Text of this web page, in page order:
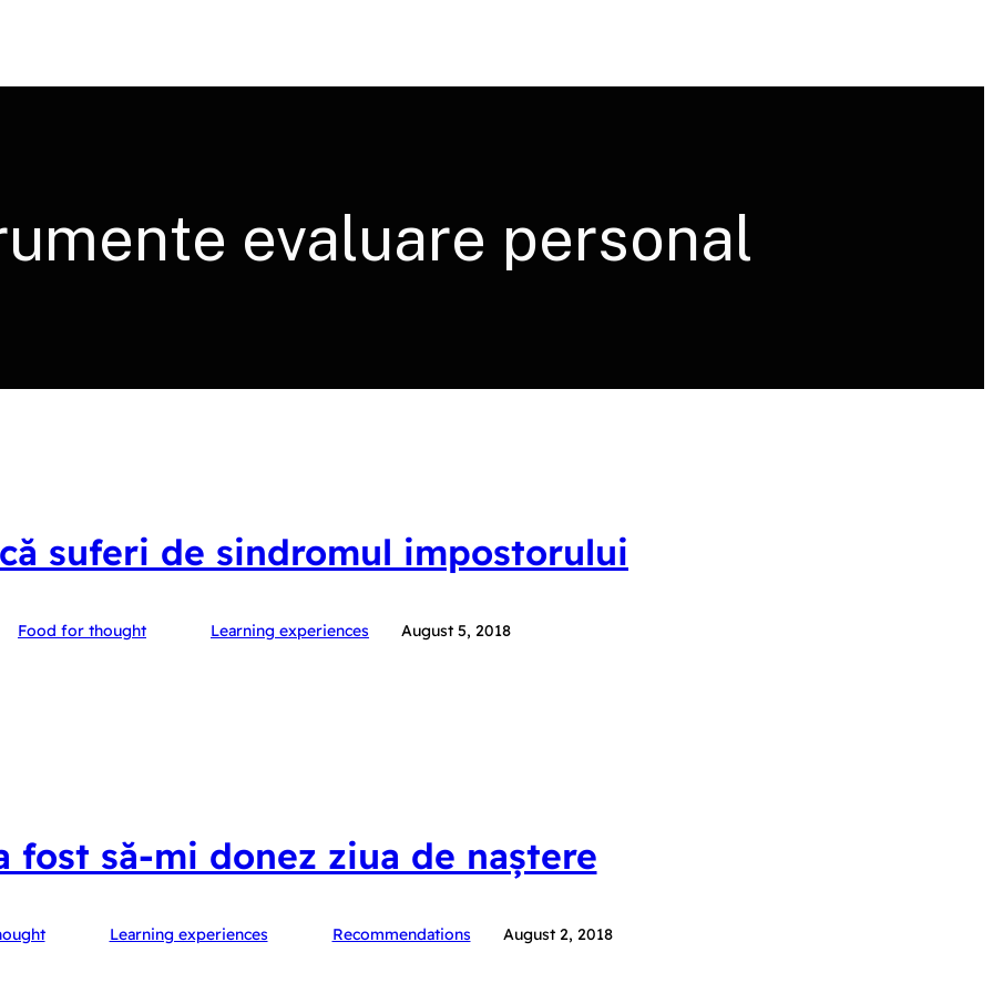
evaluare personal
suferi de sindromul impostorului
Food for thought Learning experiences August 5, 2018
fost să-mi donez ziua de naștere
Learning experiences Recommendations August 2, 2018